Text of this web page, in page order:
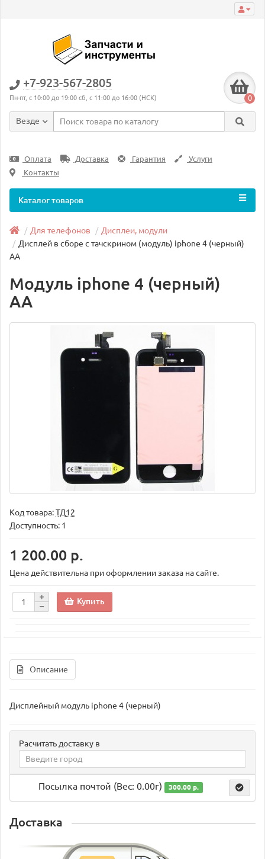
+7-923-567-2805
Пн-пт, с 10:00 до 19:00 сб, с 11:00 до 16:00 (НСК) 0
Везде
Оплата Доставка Гарантия
Услуги
Контакты
Каталог товаров
Для телефонов
Дисплеи, модули
Дисплей в сборе с тачскрином (модуль) iphone 4 (черный)
AA
Модуль iphone 4 (черный)
AA
Код товара:ТД12
Доступность: 1
1 200.00 р.
Цена действительна при оформлении заказа на сайте.
Купить
Описание
Дисплейный модуль iphone 4 (черный)
Расчитать доставку в
Посылка почтой (Вес: 0.00г) 300.00 р.
Доставка